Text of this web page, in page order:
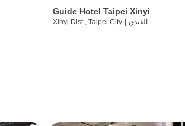
Guide Hotel Taipei Xinyi
Xinyi Dist., Taipei City | الفندق